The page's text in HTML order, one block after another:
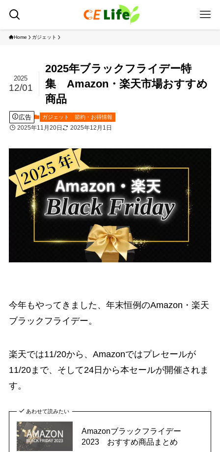
Home ガジェット
2025年ブラックフライデー特
集 Amazon・楽天市場おすすめ
商品
2025
12/01
広告 ガジェット 節約・お得情報
2025年11月20日 2025年12月1日
今年もやってきました、年末恒例のAmazon・楽天
ブラックフライデー。
楽天では11/20から、Amazonではプレセールが
11/20まで、そして24日から本セールが開催されま
す。
あわせて読みたい
Amazonブラックフライデー
2023 おすすめ商品まとめ